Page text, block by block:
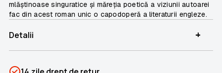
mlăștinoase singuratice și măreția poetică a viziunii autoarei
fac din acest roman unic o capodoperă a literaturii engleze.
Detalii +